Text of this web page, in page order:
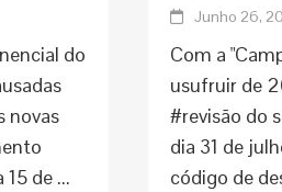
do
novas
de ...
Junho 26,
Com a
usufruir de
#revisão do
dia 31 de
código de